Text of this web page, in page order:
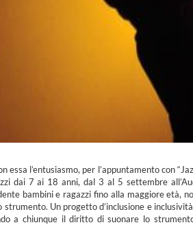
essa l’entusiasmo, per l’appuntamento con
dai 7 ai 18 anni, dal 3 al 5 settembre
bambini e ragazzi fino alla maggiore età,
strumento. Un progetto d’inclusione e
a chiunque il diritto di suonare lo